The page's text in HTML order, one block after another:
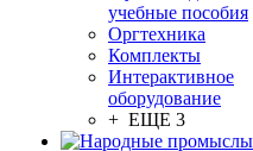
учебные пособия
Оргтехника
Комплекты
Интерактивное
оборудование
+ ЕЩЕ 3